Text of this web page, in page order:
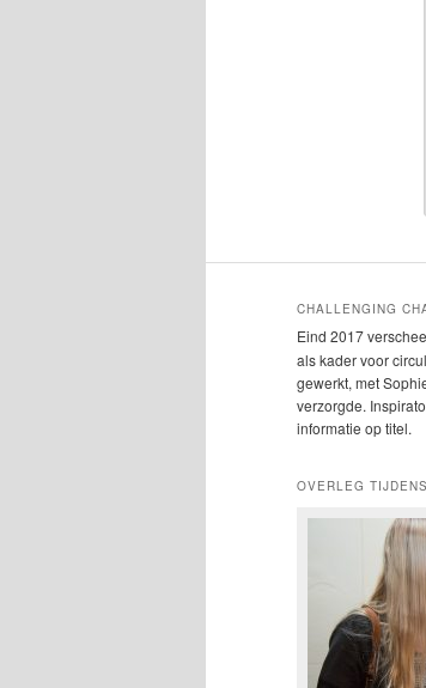
CHALLENGING
Eind 2017
als kader voor
gewerkt, met
verzorgde.
informatie op titel.
OVERLEG